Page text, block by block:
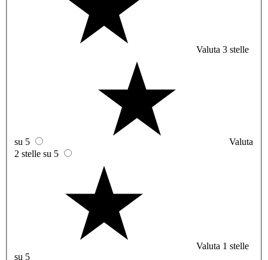
Valuta 3 stelle
su 5
Valuta
2 stelle su 5
Valuta 1 stelle
su 5